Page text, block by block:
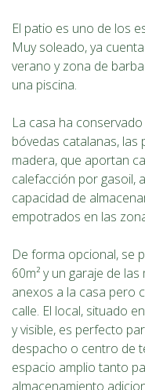
El patio es uno de los
Muy soleado, ya
verano y zona de
una piscina.
La casa ha
bóvedas catalanas, las
madera, que aportan
calefacción por gasoil,
capacidad de
empotrados en las
De forma opcional, se
60m² y un garaje de
anexos a la casa pero
calle. El local, situado
y visible, es perfecto
despacho o centro de
espacio amplio tanto
almacenamiento